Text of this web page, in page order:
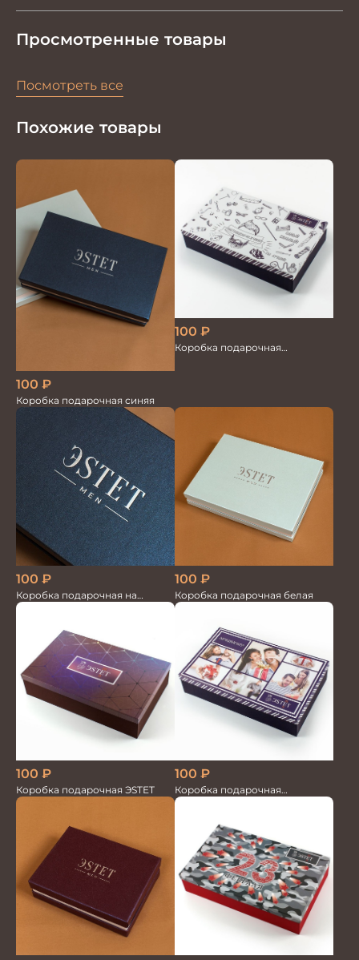
Просмотренные товары
Посмотреть все
Похожие товары
100 ₽
Коробка подарочная синяя
100 ₽
Коробка подарочная
100 ₽
Коробка подарочная на
магните большая
100 ₽
Коробка подарочная белая
100 ₽
Коробка подарочная ЭSТЕТ
100 ₽
Коробка подарочная
Любимому